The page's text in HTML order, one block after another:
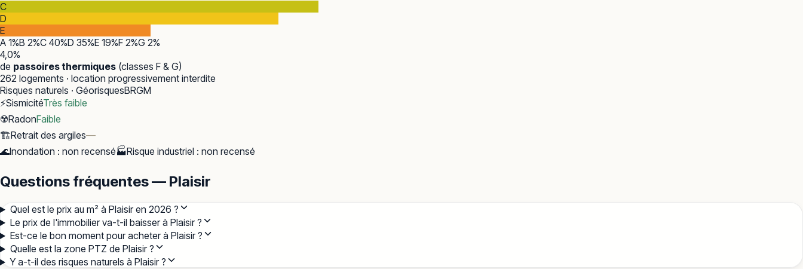
C
D
E
A 1%B 2%C 40%D 35%E 19%F 2%G 2%
4,0%
de passoires thermiques (classes F & G)
262 logements · location progressivement interdite
Risques naturels · GéorisquesBRGM
⚡SismicitéTrès faible
☢️RadonFaible
🏗️Retrait des argiles—
🌊Inondation : non recensé🏭Risque industriel : non recensé
Questions fréquentes — Plaisir
Quel est le prix au m² à Plaisir en 2026 ?
Le prix de l'immobilier va-t-il baisser à Plaisir ?
Est-ce le bon moment pour acheter à Plaisir ?
Quelle est la zone PTZ de Plaisir ?
Y a-t-il des risques naturels à Plaisir ?